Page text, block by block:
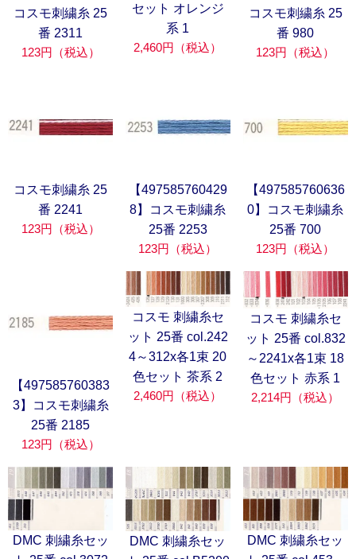
コスモ刺繍糸 25
番 2311
123円（税込）
セット オレンジ
系 1
2,460円（税込）
コスモ刺繍糸 25
番 980
123円（税込）
コスモ刺繍糸 25
番 2241
123円（税込）
【497585760429
8】コスモ刺繍糸
25番 2253
123円（税込）
【497585760636
0】コスモ刺繍糸
25番 700
123円（税込）
【497585760383
3】コスモ刺繍糸
25番 2185
123円（税込）
コスモ 刺繍糸セ
ット 25番 col.242
4～312x各1束 20
色セット 茶系 2
2,460円（税込）
コスモ 刺繍糸セ
ット 25番 col.832
～2241x各1束 18
色セット 赤系 1
2,214円（税込）
DMC 刺繍糸セッ
DMC 刺繍糸セッ
DMC 刺繍糸セッ